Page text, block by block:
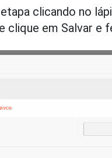
clicando no
clique em Salvar e